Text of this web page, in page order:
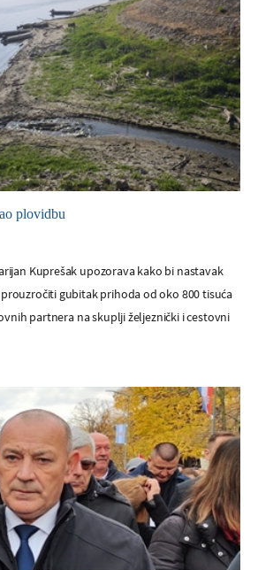
plovidbu
Kuprešak upozorava kako bi nastavak
gubitak prihoda od oko 800 tisuća
partnera na skuplji željeznički i cestovni